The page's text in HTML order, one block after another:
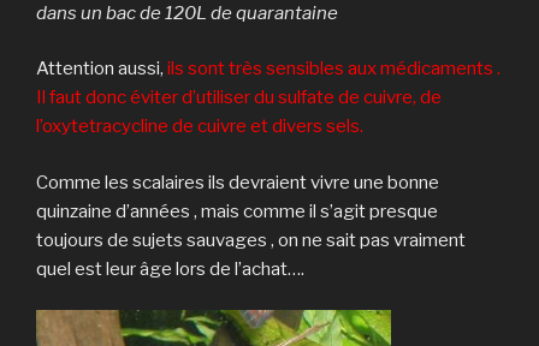
dans un bac de 120L de quarantaine
Attention aussi, ils sont très sensibles aux médicaments .
Il faut donc éviter d’utiliser du sulfate de cuivre, de
l’oxytetracycline de cuivre et divers sels.
Comme les scalaires ils devraient vivre une bonne
quinzaine d’années , mais comme il s’agit presque
toujours de sujets sauvages , on ne sait pas vraiment
quel est leur âge lors de l’achat….